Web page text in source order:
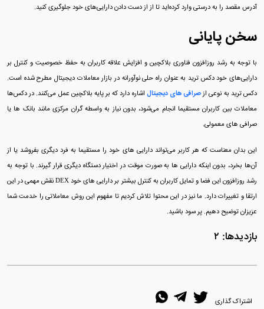
آدرس مقصد را به درستی وارد کرده‌اید تا از از دست دادن دارایی‌های خود جلوگیری کنید.
سخن پایانی
با توجه به رشد روزافزون فناوری بلاکچین و افزایش علاقه کاربران به حفظ خصوصیت و کنترل بر
دارایی‌های خود دکس ترید به عنوان راه‌ حلی نوآورانه در بازار معاملات دیجیتال مطرح شده است.
دکس ترید به نوعی ازصرافی‌ های دیجیتال اشاره دارد که بر پایه بلاکچین عمل می‌کنند. در دکس‌ها
معاملات بین کاربران مستقیما انجام می‌شود، بدون نیاز به واسطه‌ گران مرکزی مانند بانک‌ ها یا
صرافی‌ های معمولی.
این بدان معناست که هر کاربر می‌تواند دارایی‌ های خود را مستقیما به فرد دیگری بفروشد یا از
آن‌ها بخرد، بدون اینکه دارایی‌ ها به صورت موقت در اختیار دستگاه دیگری قرار گیرند. با توجه به
رشد روزافزون این فضا و تمایل کاربران به کنترل بیشتر بر دارایی‌ های خود DEX نقش مهمی در این
ارتقا و تغییرات دارد. ما نیز در این محتوا تلاش کردیم تا مفهوم این روش معاملاتی را خدمت شما
عزیزان توضیح دهیم. پر سود باشید.
بازدیدها: ۲
اشتراک گذاری